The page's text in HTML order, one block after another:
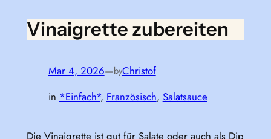
Vinaigrette zubereiten
Mar 4, 2026—byChristof
in *Einfach*, Französisch, Salatsauce
Die Vinaigrette ist gut für Salate oder auch als Dip